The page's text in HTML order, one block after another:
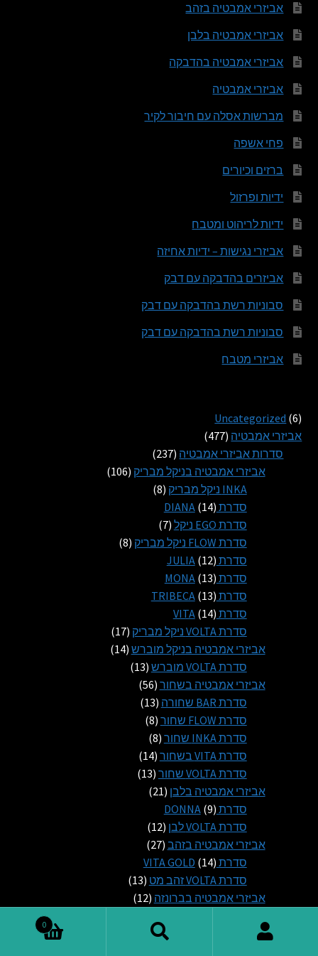
אביזרי אמבטיה בזהב
אביזרי אמבטיה בלבן
אביזרי אמבטיה בהדבקה
אביזרי אמבטיה
מברשות אסלה עם חיבור לקיר
פחי אשפה
ברזים וכיורים
ידיות ופרזול
ידיות לריהוט ומטבח
אביזרי נגישות – ידיות אחיזה
אביזרים בהדבקה עם דבק
סבוניות רשת בהדבקה עם דבק
סבוניות רשת בהדבקה עם דבק
אביזרי מטבח
Uncategorized 6
6
מוצרים
אביזרי אמבטיה 477
477
מוצרים
סדרות אביזרי אמבטיה 237
237
מוצרים
אביזרי אמבטיה בניקל מבריק 106
106
INKA ניקל מבריק 8
8
סדרת DIANA 14
14
מוצרים סדרת EGO ניקל 7
7
מוצרים
סדרת FLOW ניקל מבריק 8
8
סדרת JULIA 12
12
מוצרים סדרת MONA 13
13
מוצרים סדרת TRIBECA 13
13
מוצרים סדרת VITA 14
14
מוצרים סדרת VOLTA ניקל מבריק 17
17
מוצרים
אביזרי אמבטיה בניקל מוברש 14
14
סדרת VOLTA מוברש 13
13
אביזרי אמבטיה בשחור 56
56
מוצרים
סדרת BAR שחורה 13
13
סדרת FLOW שחור 8
8
מוצרים
סדרת INKA שחור 8
8
מוצרים
סדרת VITA בשחור 14
14
מוצרים
סדרת VOLTA שחור 13
13
אביזרי אמבטיה בלבן 21
21
סדרת DONNA 9
9
מוצרים סדרת VOLTA לבן 12
12
מוצרים
אביזרי אמבטיה בזהב 27
27
מוצרים
סדרת VITA GOLD 14
14
מוצרים סדרת VOLTA זהב מט 13
13
אביזרי אמבטיה בברונזה 12
12
אביזרי אמבטיה בהדבקה 8
8
0